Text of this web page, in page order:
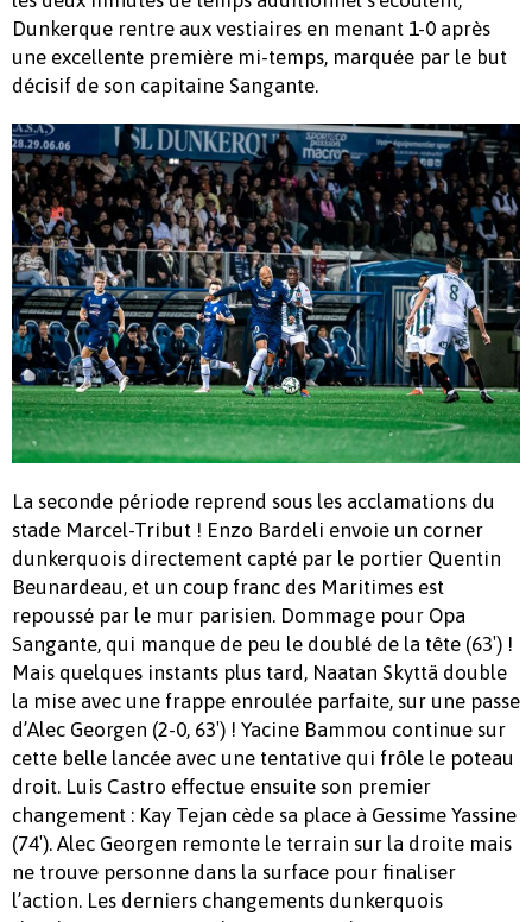
Dunkerque rentre aux vestiaires en menant 1-0 après
une excellente première mi-temps, marquée par le but
décisif de son capitaine Sangante.
La seconde période reprend sous les acclamations du
stade Marcel-Tribut ! Enzo Bardeli envoie un corner
dunkerquois directement capté par le portier Quentin
Beunardeau, et un coup franc des Maritimes est
repoussé par le mur parisien. Dommage pour Opa
Sangante, qui manque de peu le doublé de la tête (63′) !
Mais quelques instants plus tard, Naatan Skyttä double
la mise avec une frappe enroulée parfaite, sur une passe
d’Alec Georgen (2-0, 63′) ! Yacine Bammou continue sur
cette belle lancée avec une tentative qui frôle le poteau
droit. Luis Castro effectue ensuite son premier
changement : Kay Tejan cède sa place à Gessime Yassine
(74′). Alec Georgen remonte le terrain sur la droite mais
ne trouve personne dans la surface pour finaliser
l’action. Les derniers changements dunkerquois